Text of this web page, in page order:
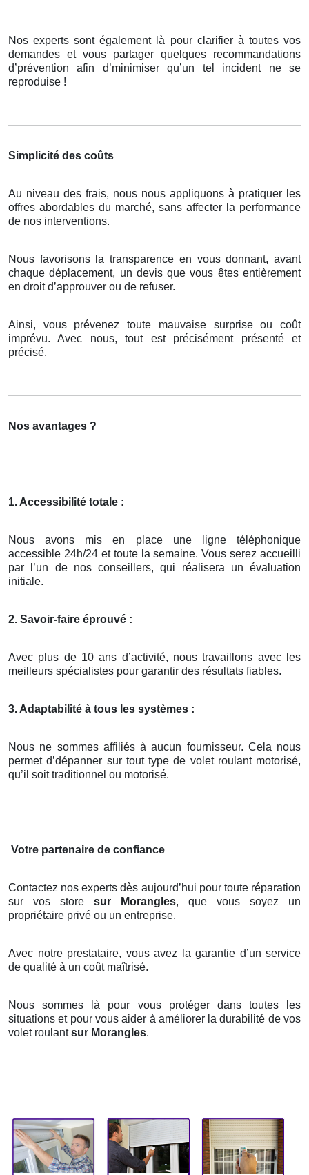
Nos experts sont également là pour clarifier à toutes vos
demandes et vous partager quelques recommandations
d’prévention afin d’minimiser qu’un tel incident ne se
reproduise !
Simplicité des coûts
Au niveau des frais, nous nous appliquons à pratiquer les
offres abordables du marché, sans affecter la performance
de nos interventions.
Nous favorisons la transparence en vous donnant, avant
chaque déplacement, un devis que vous êtes entièrement
en droit d’approuver ou de refuser.
Ainsi, vous prévenez toute mauvaise surprise ou coût
imprévu. Avec nous, tout est précisément présenté et
précisé.
Nos avantages ?
1. Accessibilité totale :
Nous avons mis en place une ligne téléphonique
accessible 24h/24 et toute la semaine. Vous serez accueilli
par l’un de nos conseillers, qui réalisera un évaluation
initiale.
2. Savoir-faire éprouvé :
Avec plus de 10 ans d’activité, nous travaillons avec les
meilleurs spécialistes pour garantir des résultats fiables.
3. Adaptabilité à tous les systèmes :
Nous ne sommes affiliés à aucun fournisseur. Cela nous
permet d’dépanner sur tout type de volet roulant motorisé,
qu’il soit traditionnel ou motorisé.
Votre partenaire de confiance
Contactez nos experts dès aujourd’hui pour toute réparation
sur vos store sur Morangles, que vous soyez un
propriétaire privé ou un entreprise.
Avec notre prestataire, vous avez la garantie d’un service
de qualité à un coût maîtrisé.
Nous sommes là pour vous protéger dans toutes les
situations et pour vous aider à améliorer la durabilité de vos
volet roulantsur Morangles.